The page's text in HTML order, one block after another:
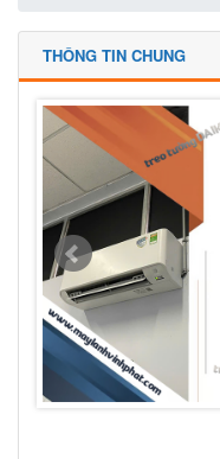
THÔNG TIN CHUNG